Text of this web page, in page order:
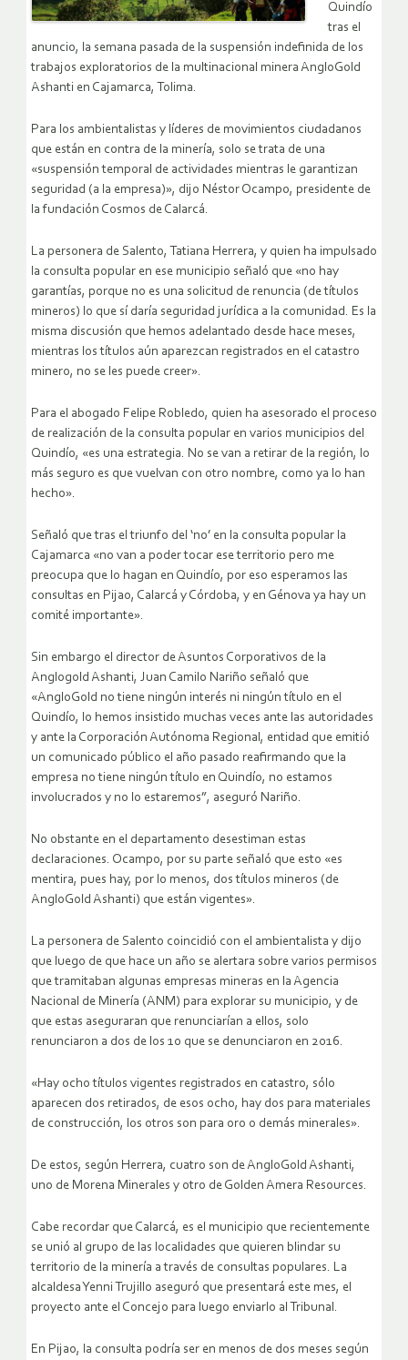
Quindío
tras el
anuncio, la semana pasada de la suspensión indefinida de los
trabajos exploratorios de la multinacional minera AngloGold
Ashanti en Cajamarca, Tolima.
Para los ambientalistas y líderes de movimientos ciudadanos
que están en contra de la minería, solo se trata de una
«suspensión temporal de actividades mientras le garantizan
seguridad (a la empresa)», dijo Néstor Ocampo, presidente de
la fundación Cosmos de Calarcá.
La personera de Salento, Tatiana Herrera, y quien ha impulsado
la consulta popular en ese municipio señaló que «no hay
garantías, porque no es una solicitud de renuncia (de títulos
mineros) lo que sí daría seguridad jurídica a la comunidad. Es la
misma discusión que hemos adelantado desde hace meses,
mientras los títulos aún aparezcan registrados en el catastro
minero, no se les puede creer».
Para el abogado Felipe Robledo, quien ha asesorado el proceso
de realización de la consulta popular en varios municipios del
Quindío, «es una estrategia. No se van a retirar de la región, lo
más seguro es que vuelvan con otro nombre, como ya lo han
hecho».
Señaló que tras el triunfo del ‘no’ en la consulta popular la
Cajamarca «no van a poder tocar ese territorio pero me
preocupa que lo hagan en Quindío, por eso esperamos las
consultas en Pijao, Calarcá y Córdoba, y en Génova ya hay un
comité importante».
Sin embargo el director de Asuntos Corporativos de la
Anglogold Ashanti, Juan Camilo Nariño señaló que
«AngloGold no tiene ningún interés ni ningún título en el
Quindío, lo hemos insistido muchas veces ante las autoridades
y ante la Corporación Autónoma Regional, entidad que emitió
un comunicado público el año pasado reafirmando que la
empresa no tiene ningún título en Quindío, no estamos
involucrados y no lo estaremos”, aseguró Nariño.
No obstante en el departamento desestiman estas
declaraciones. Ocampo, por su parte señaló que esto «es
mentira, pues hay, por lo menos, dos títulos mineros (de
AngloGold Ashanti) que están vigentes».
La personera de Salento coincidió con el ambientalista y dijo
que luego de que hace un año se alertara sobre varios permisos
que tramitaban algunas empresas mineras en la Agencia
Nacional de Minería (ANM) para explorar su municipio, y de
que estas aseguraran que renunciarían a ellos, solo
renunciaron a dos de los 10 que se denunciaron en 2016.
«Hay ocho títulos vigentes registrados en catastro, sólo
aparecen dos retirados, de esos ocho, hay dos para materiales
de construcción, los otros son para oro o demás minerales».
De estos, según Herrera, cuatro son de AngloGold Ashanti,
uno de Morena Minerales y otro de Golden Amera Resources.
Cabe recordar que Calarcá, es el municipio que recientemente
se unió al grupo de las localidades que quieren blindar su
territorio de la minería a través de consultas populares. La
alcaldesa Yenni Trujillo aseguró que presentará este mes, el
proyecto ante el Concejo para luego enviarlo al Tribunal.
En Pijao, la consulta podría ser en menos de dos meses según